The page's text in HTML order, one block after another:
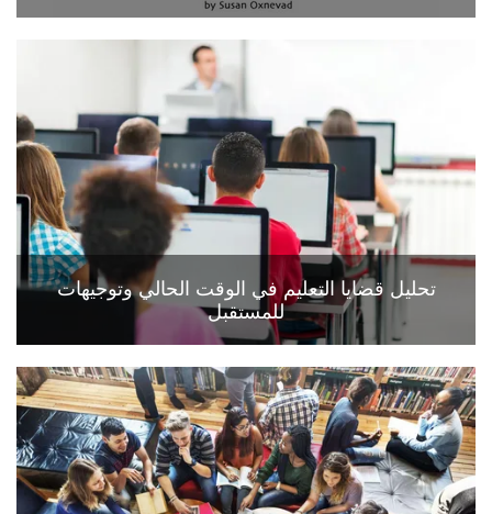
تحليل قضايا التعليم في الوقت الحالي وتوجيهات
للمستقبل